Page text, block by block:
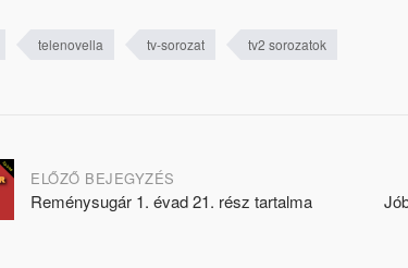
telenovella tv-sorozat tv2 sorozatok
ELŐZŐ BEJEGYZÉS
Reménysugár 1. évad 21. rész tartalma